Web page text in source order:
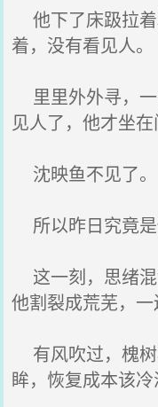
他下了床趿拉
着，没有看见人。
里里外外寻，
见人了，他才坐在
沈映鱼不见了。
所以昨日究竟是
这一刻，思绪
他割裂成荒芜，一
有风吹过，槐
眸，恢复成本该冷